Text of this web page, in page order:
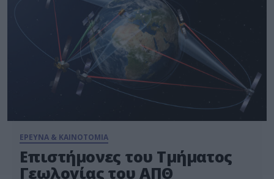
ΕΡΕΥΝΑ & ΚΑΙΝΟΤΟΜΙΑ
Επιστήμονες του Τμήματος
Γεωλογίας του ΑΠΘ